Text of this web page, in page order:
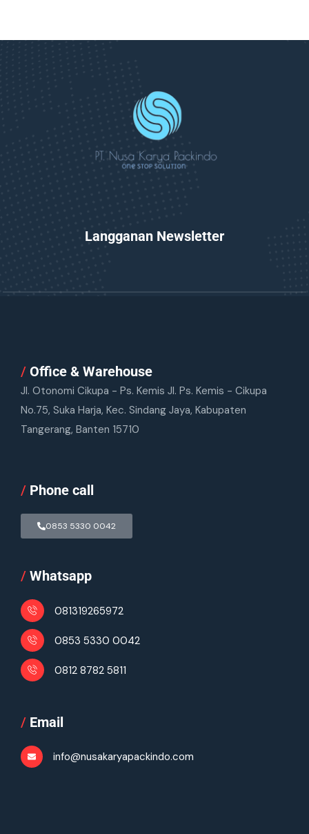
Langganan Newsletter
/ Office & Warehouse
Jl. Otonomi Cikupa - Ps. Kemis Jl. Ps. Kemis - Cikupa
No.75, Suka Harja, Kec. Sindang Jaya, Kabupaten
Tangerang, Banten 15710
/ Phone call
0853 5330 0042
/ Whatsapp
081319265972
0853 5330 0042
0812 8782 5811
/ Email
info@nusakaryapackindo.com